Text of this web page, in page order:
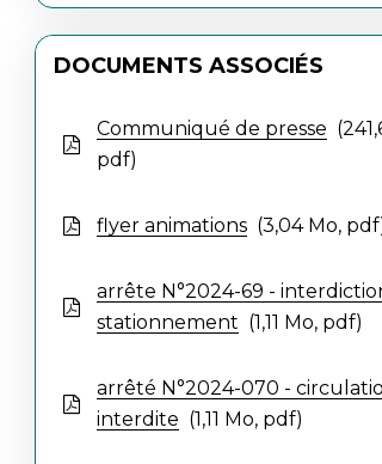
DOCUMENTS ASSOCIÉS
Communiqué de presse
pdf
flyer animations 3,04 Mo, pdf
arrête N°2024-69 -
stationnement
1,11 Mo, pdf
arrêté N°2024-070 -
interdite
1,11 Mo, pdf